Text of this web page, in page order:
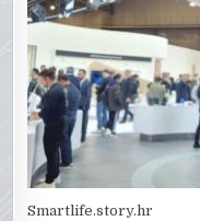
Smartlife.story.hr